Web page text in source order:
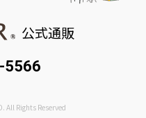
公式通販
5566
All Rights Reserved